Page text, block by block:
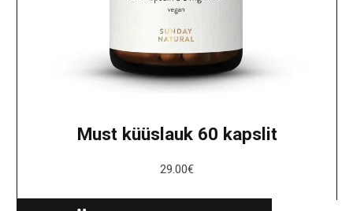
Must küüslauk 60 kapslit
29.00€